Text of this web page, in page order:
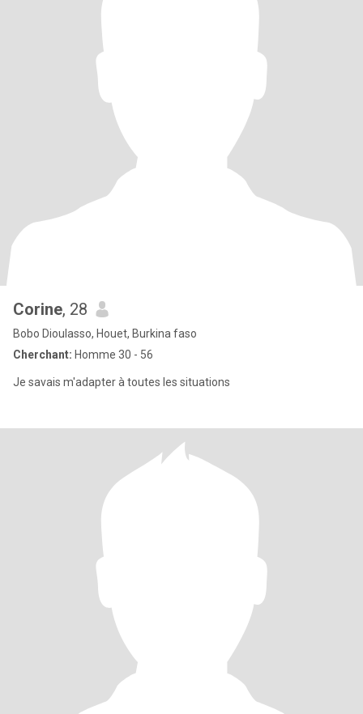
Corine, 28
Bobo Dioulasso, Houet, Burkina faso
Cherchant: Homme 30 - 56
Je savais m'adapter à toutes les situations